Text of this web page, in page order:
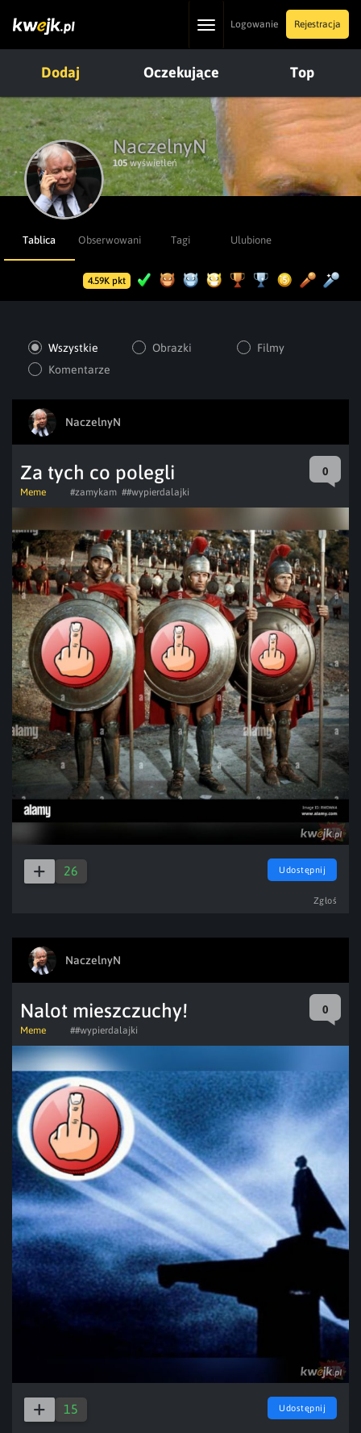
ToggleLogowanie Rejestracja
Dodaj Oczekujące Top
NaczelnyN
105wyświetleń
Tablica Obserwowani Tagi Ulubione
4.59K pkt
Wszystkie Obrazki
Filmy
Komentarze
NaczelnyN
Za tych co polegli 0
Meme #zamykam ##wypierdalajki
26 Udostępnij
Zgłoś
NaczelnyN
Nalot mieszczuchy! 0
Meme ##wypierdalajki
15 Udostępnij